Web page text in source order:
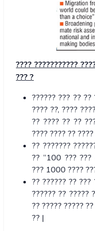
???? ???????????
??? ?
?????? ??? ?? ??
???? ??, ????
?? ???? ?? ??
???? ???? ??
?? ???????
?? “100 ??? ???
??? 1000 ????
?? ?????? ?? ???
?????? ?? ?????
?? ????? ?????
?? |